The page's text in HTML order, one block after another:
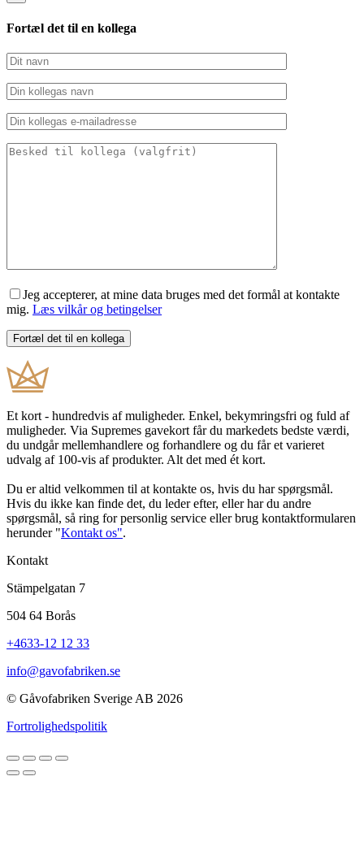
Fortæl det til en kollega
Jeg accepterer, at mine data bruges med det formål at kontakte
mig. Læs vilkår og betingelser
Et kort - hundredvis af muligheder. Enkel, bekymringsfri og fuld af
muligheder. Via Supremes gavekort får du markedets bedste værdi,
du undgår mellemhandlere og forhandlere og du får et varieret
udvalg af 100-vis af produkter. Alt det med ét kort.
Du er altid velkommen til at kontakte os, hvis du har spørgsmål.
Hvis du ikke kan finde det, du leder efter, eller har du andre
spørgsmål, så ring for personlig service eller brug kontaktformularen
herunder "Kontakt os".
Kontakt
Stämpelgatan 7
504 64 Borås
+4633-12 12 33
info@gavofabriken.se
© Gåvofabriken Sverige AB 2026
Fortrolighedspolitik